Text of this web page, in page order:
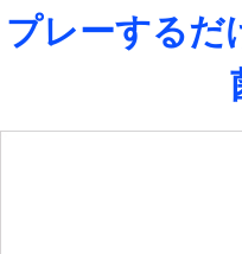
プレーするだ